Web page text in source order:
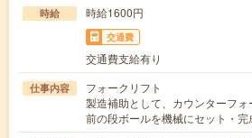
時給 時給1600円
交通費
交通費支給有り
仕事内容
フォークリフト
製造補助として、カウンターフ
前の段ボールを機械にセット・